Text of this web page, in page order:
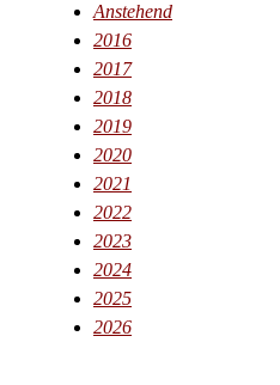
Anstehend
2016
2017
2018
2019
2020
2021
2022
2023
2024
2025
2026